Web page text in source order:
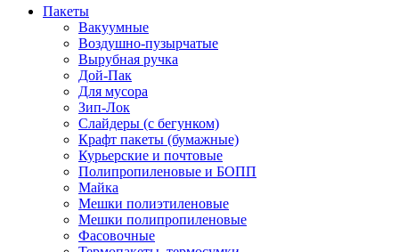
Пакеты
Вакуумные
Воздушно-пузырчатые
Вырубная ручка
Дой-Пак
Для мусора
Зип-Лок
Слайдеры (с бегунком)
Крафт пакеты (бумажные)
Курьерские и почтовые
Полипропиленовые и БОПП
Майка
Мешки полиэтиленовые
Мешки полипропиленовые
Фасовочные